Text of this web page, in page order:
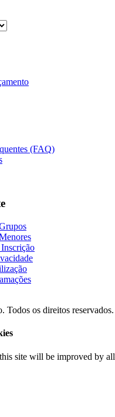
(FAQ)
Todos os direitos reservados.
site will be improved by